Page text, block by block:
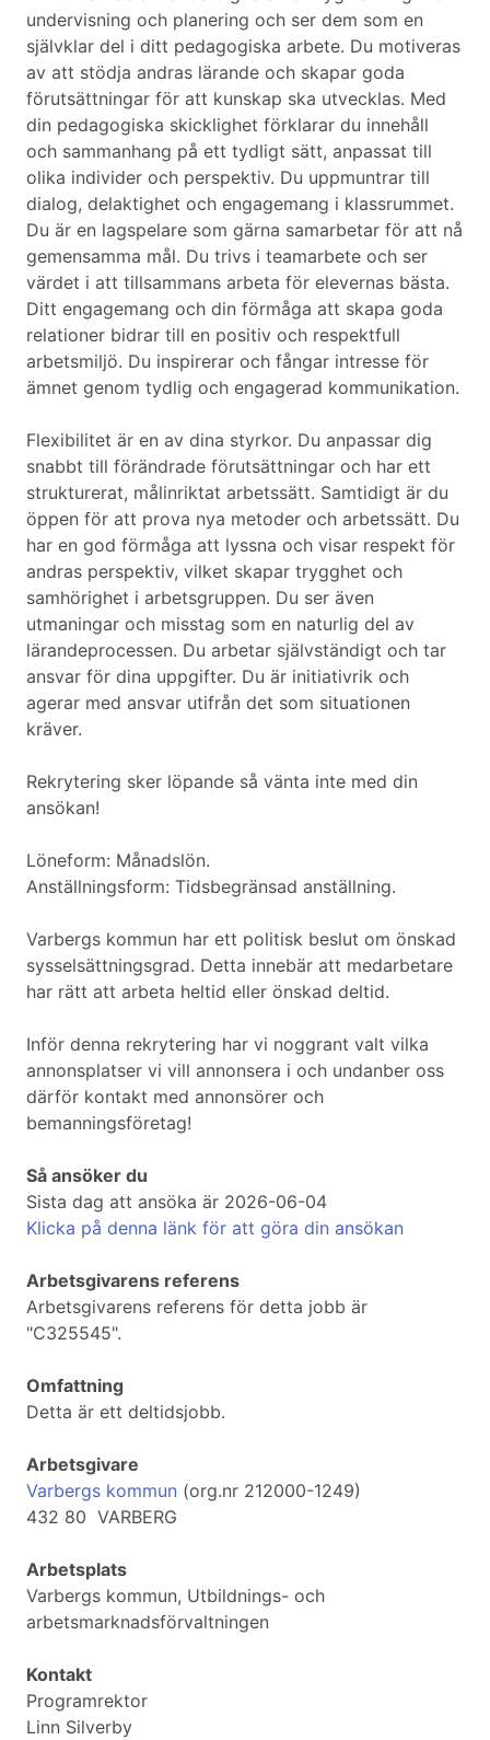
undervisning och planering och ser dem som en
självklar del i ditt pedagogiska arbete. Du motiveras
av att stödja andras lärande och skapar goda
förutsättningar för att kunskap ska utvecklas. Med
din pedagogiska skicklighet förklarar du innehåll
och sammanhang på ett tydligt sätt, anpassat till
olika individer och perspektiv. Du uppmuntrar till
dialog, delaktighet och engagemang i klassrummet.
Du är en lagspelare som gärna samarbetar för att nå
gemensamma mål. Du trivs i teamarbete och ser
värdet i att tillsammans arbeta för elevernas bästa.
Ditt engagemang och din förmåga att skapa goda
relationer bidrar till en positiv och respektfull
arbetsmiljö. Du inspirerar och fångar intresse för
ämnet genom tydlig och engagerad kommunikation.
Flexibilitet är en av dina styrkor. Du anpassar dig
snabbt till förändrade förutsättningar och har ett
strukturerat, målinriktat arbetssätt. Samtidigt är du
öppen för att prova nya metoder och arbetssätt. Du
har en god förmåga att lyssna och visar respekt för
andras perspektiv, vilket skapar trygghet och
samhörighet i arbetsgruppen. Du ser även
utmaningar och misstag som en naturlig del av
lärandeprocessen. Du arbetar självständigt och tar
ansvar för dina uppgifter. Du är initiativrik och
agerar med ansvar utifrån det som situationen
kräver.
Rekrytering sker löpande så vänta inte med din
ansökan!
Löneform: Månadslön.
Anställningsform: Tidsbegränsad anställning.
Varbergs kommun har ett politisk beslut om önskad
sysselsättningsgrad. Detta innebär att medarbetare
har rätt att arbeta heltid eller önskad deltid.
Inför denna rekrytering har vi noggrant valt vilka
annonsplatser vi vill annonsera i och undanber oss
därför kontakt med annonsörer och
bemanningsföretag!
Så ansöker du
Sista dag att ansöka är 2026-06-04
Klicka på denna länk för att göra din ansökan
Arbetsgivarens referens
Arbetsgivarens referens för detta jobb är
"C325545".
Omfattning
Detta är ett deltidsjobb.
Arbetsgivare
Varbergs kommun (org.nr 212000-1249)
432 80 VARBERG
Arbetsplats
Varbergs kommun, Utbildnings- och
arbetsmarknadsförvaltningen
Kontakt
Programrektor
Linn Silverby